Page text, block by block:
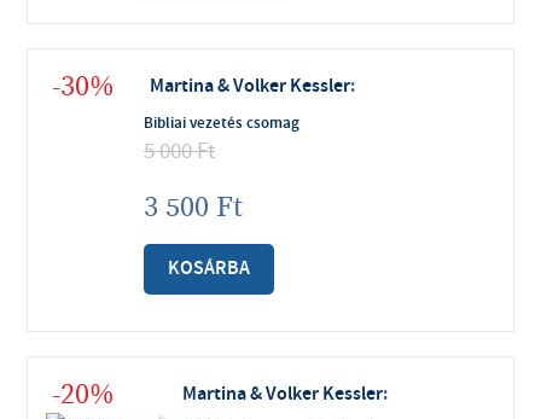
-30% Martina & Volker Kessler:
Bibliai vezetés csomag
5 000Ft
3 500 Ft
KOSÁRBA
-20% Martina & Volker Kessler: